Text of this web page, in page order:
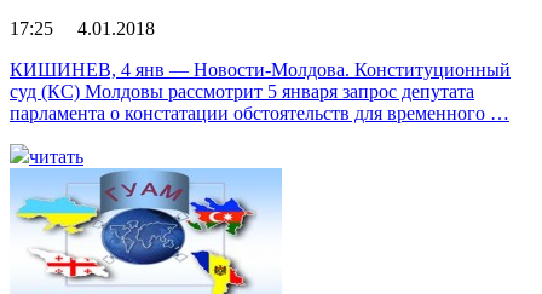
17:25 4.01.2018
КИШИНЕВ, 4 янв — Новости-Молдова. Конституционный
суд (КС) Молдовы рассмотрит 5 января запрос депутата
парламента о констатации обстоятельств для временного …
читать